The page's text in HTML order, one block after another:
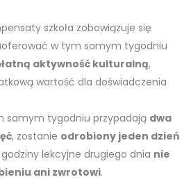
szkoła zobowiązuje się
w tym samym tygodniu
aktywność kulturalną,
wartość dla doświadczenia
samym tygodniu przypadają dwa
, zostanie odrobiony jeden dzień
lekcyjne drugiego dnia nie
ani zwrotowi.